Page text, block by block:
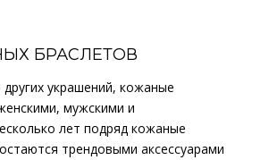
БРАСЛЕТОВ
украшений, кожаные
мужскими и
лет подряд кожаные
трендовыми аксессуарами